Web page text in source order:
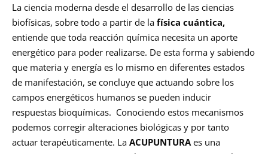
La ciencia moderna desde el desarrollo de las ciencias
biofísicas, sobre todo a partir de la física cuántica,
entiende que toda reacción química necesita un aporte
energético para poder realizarse. De esta forma y sabiendo
que materia y energía es lo mismo en diferentes estados
de manifestación, se concluye que actuando sobre los
campos energéticos humanos se pueden inducir
respuestas bioquímicas. Conociendo estos mecanismos
podemos corregir alteraciones biológicas y por tanto
actuar terapéuticamente. La ACUPUNTURA es una